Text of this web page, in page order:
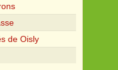
de Oisly